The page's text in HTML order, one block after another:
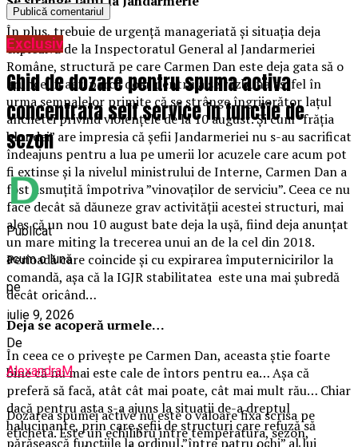
În plus, trebuie de urgență manageriată și situația deja
explozivă de la Inspectoratul General al Jandarmeriei
Române, structură pe care Carmen Dan este deja gata să o
arunce în aer, parcă doar pentru a se răzbuna astfel în
urma semnalelor primite că se strânge îngrijorător lațul
anchetei privind violențele de la 10 august. Și cum ”frăția
blondei” are impresia că șefii Jandarmeriei nu s-au sacrificat
îndeajuns pentru a lua pe umerii lor acuzele care acum pot
fi extinse și la nivelul ministrului de Interne, Carmen Dan a
fost asmuțită împotriva ”vinovaților de serviciu”. Ceea ce nu
face decât să dăuneze grav activității acestei structuri, mai
ales că un nou 10 august bate deja la ușă, fiind deja anunțat
un mare miting la trecerea unui an de la cel din 2018.
Perioadă care coincide și cu expirarea împuternicirilor la
comandă, așa că la IGJR stabilitatea este una mai șubredă
decât oricând…
Deja se acoperă urmele…
În ceea ce o privește pe Carmen Dan, aceasta știe foarte
bine că nu mai este cale de întors pentru ea… Așa că
preferă să facă, atât cât mai poate, cât mai mult rău… Chiar
dacă pentru asta s-a ajuns la situații de-a dreptul
halucinante, prin care șefii de structuri care refuză să
părăsească funcțiile la ordinul ”între patru ochi” al lui
Exclusiv
Ghid de dozare pentru spuma activa
concentrata self service in functie de
sezon
Publicat
acum o lună
pe
iulie 9, 2026
De
AlexandraM
Dozarea spumei active nu este o valoare fixa scrisa pe
eticheta. Este un echilibru intre temperatura, sezon,